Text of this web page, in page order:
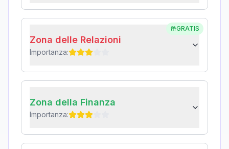
GRATIS
Zona delle Relazioni
Importanza:
Zona della Finanza
Importanza: